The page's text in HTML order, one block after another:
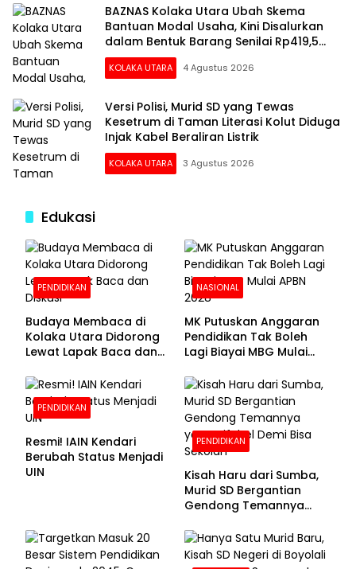
BAZNAS Kolaka Utara Ubah Skema
Bantuan Modal Usaha, Kini Disalurkan
dalam Bentuk Barang Senilai Rp419,5
Juta
KOLAKA UTARA 4 Agustus 2026
Versi Polisi, Murid SD yang Tewas
Kesetrum di Taman Literasi Kolut Diduga
Injak Kabel Beraliran Listrik
KOLAKA UTARA 3 Agustus 2026
Edukasi
PENDIDIKAN
Budaya Membaca di
Kolaka Utara Didorong
Lewat Lapak Baca dan
NASIONAL
MK Putuskan Anggaran
Pendidikan Tak Boleh
Lagi Biayai MBG Mulai
PENDIDIKAN
Resmi! IAIN Kendari
Berubah Status Menjadi
UIN
PENDIDIKAN
Kisah Haru dari Sumba,
Murid SD Bergantian
Gendong Temannya
Sekolah